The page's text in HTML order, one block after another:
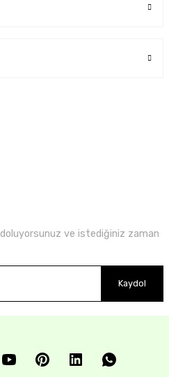
ve istediğiniz zaman
Kaydol